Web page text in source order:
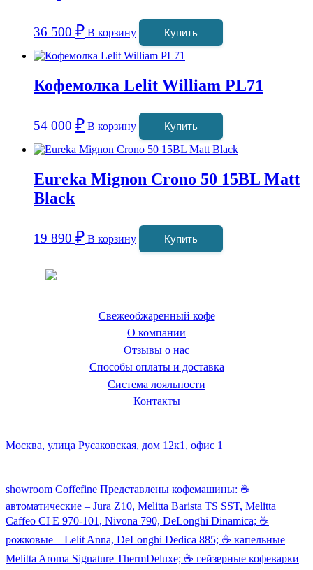
36 500 ₽ В корзину Купить
Кофемолка Lelit William PL71
54 000 ₽ В корзину Купить
Eureka Mignon Crono 50 15BL Matt
Black
19 890 ₽ В корзину Купить
Свежеобжаренный кофе
О компании
Отзывы о нас
Способы оплаты и доставка
Система лояльности
Контакты
Москва, улица Русаковская, дом 12к1, офис 1
showroom Coffefine Представлены кофемашины: ☕️
автоматические – Jura Z10, Melitta Barista TS SST, Melitta
Caffeo CI Е 970-101, Nivona 790, DeLonghi Dinamica; ☕️
рожковые – Lelit Anna, DeLonghi Dedica 885; ☕️ капельные
Melitta Aroma Signature ThermDeluxe; ☕️ гейзерные кофеварки